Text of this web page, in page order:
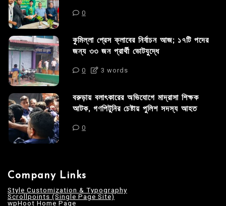
0
কুমিল্লা প্রেস ক্লাবের নির্বাচন আজ; ১৭টি পদের
জন্য ৩৩ জন প্রার্থী ভোটযুদ্ধে
0 3 words
বরুড়ায় বলাৎকারের অভিযোগে মাদ্রাসা শিক্ষক
আটক, গণপিটুনির চেষ্টায় পুলিশ সদস্য আহত
0
Company Links
Style Customization & Typography
Scrollpoints (Single Page Site)
wpHoot Home Page